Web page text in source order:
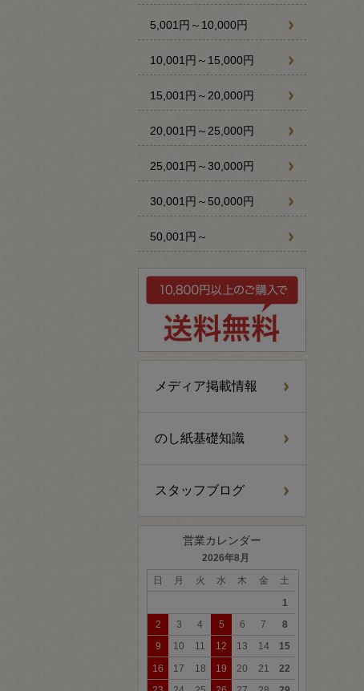
5,001円～10,000円
10,001円～15,000円
15,001円～20,000円
20,001円～25,000円
25,001円～30,000円
30,001円～50,000円
50,001円～
メディア掲載情報
のし紙基礎知識
スタッフブログ
営業カレンダー
2026年8月
日 月 火 水 木 金
土
1
2
3 4 5 6 7
8
9
10 11 12 13 14
15
16
17 18 19 20 21
22